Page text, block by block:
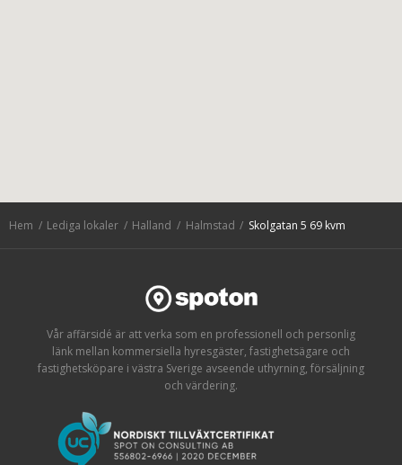
Hem Lediga lokaler Halland Halmstad Skolgatan 5 69 kvm
Vår affärsidé är att verka som en professionell och personlig
länk mellan kommersiella hyresgäster, fastighetsägare och
fastighetsköpare i västra Sverige avseende uthyrning, försäljning
och värdering.